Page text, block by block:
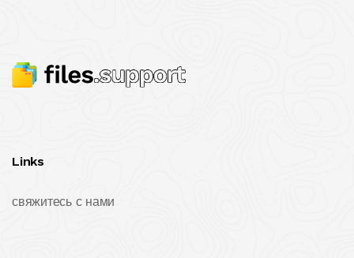
Links
свяжитесь с нами